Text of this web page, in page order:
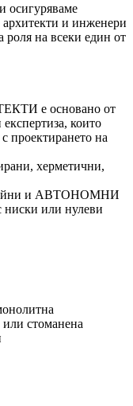
осигуряваме
архитекти и инженери
роля на всеки един от
е основано от
които
проектирането на
херметични,
и АВТОНОМНИ
ниски или нулеви
или стоманена